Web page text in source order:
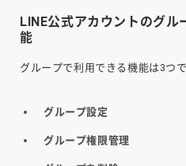
LINE公式アカウントのグ
能
グループで利用できる機能は3つで
グループ設定
グループ権限管理